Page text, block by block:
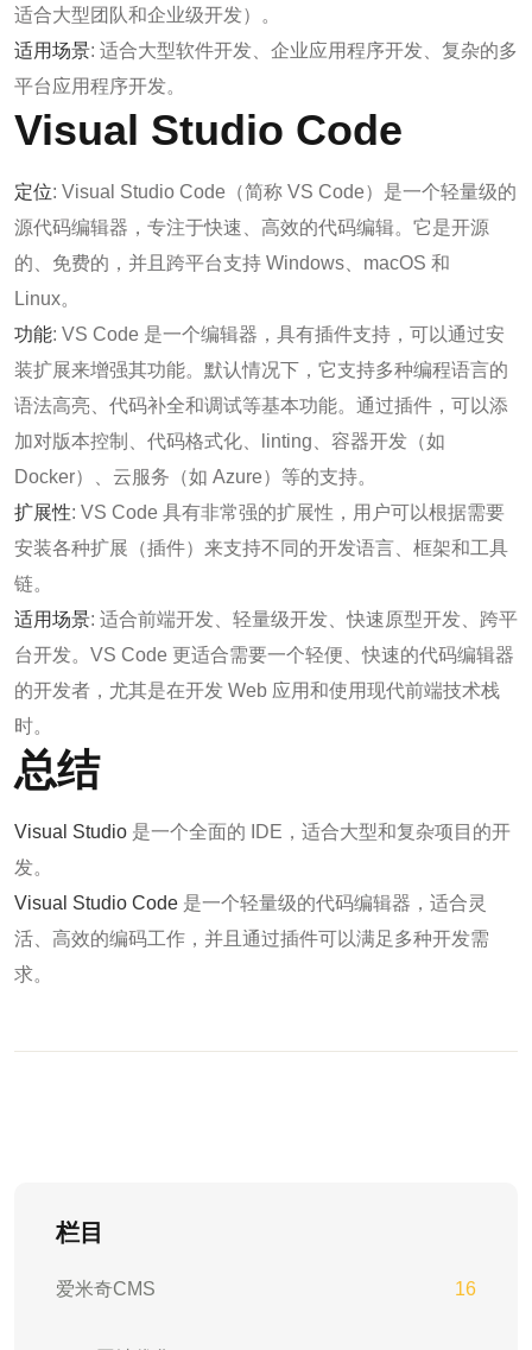
适合大型团队和企业级开发）。
适用场景: 适合大型软件开发、企业应用程序开发、复杂的多
平台应用程序开发。
Visual Studio Code
定位: Visual Studio Code（简称 VS Code）是一个轻量级的
源代码编辑器，专注于快速、高效的代码编辑。它是开源
的、免费的，并且跨平台支持 Windows、macOS 和
Linux。
功能: VS Code 是一个编辑器，具有插件支持，可以通过安
装扩展来增强其功能。默认情况下，它支持多种编程语言的
语法高亮、代码补全和调试等基本功能。通过插件，可以添
加对版本控制、代码格式化、linting、容器开发（如
Docker）、云服务（如 Azure）等的支持。
扩展性: VS Code 具有非常强的扩展性，用户可以根据需要
安装各种扩展（插件）来支持不同的开发语言、框架和工具
链。
适用场景: 适合前端开发、轻量级开发、快速原型开发、跨平
台开发。VS Code 更适合需要一个轻便、快速的代码编辑器
的开发者，尤其是在开发 Web 应用和使用现代前端技术栈
时。
总结
Visual Studio 是一个全面的 IDE，适合大型和复杂项目的开
发。
Visual Studio Code 是一个轻量级的代码编辑器，适合灵
活、高效的编码工作，并且通过插件可以满足多种开发需
求。
栏目
爱米奇CMS 16